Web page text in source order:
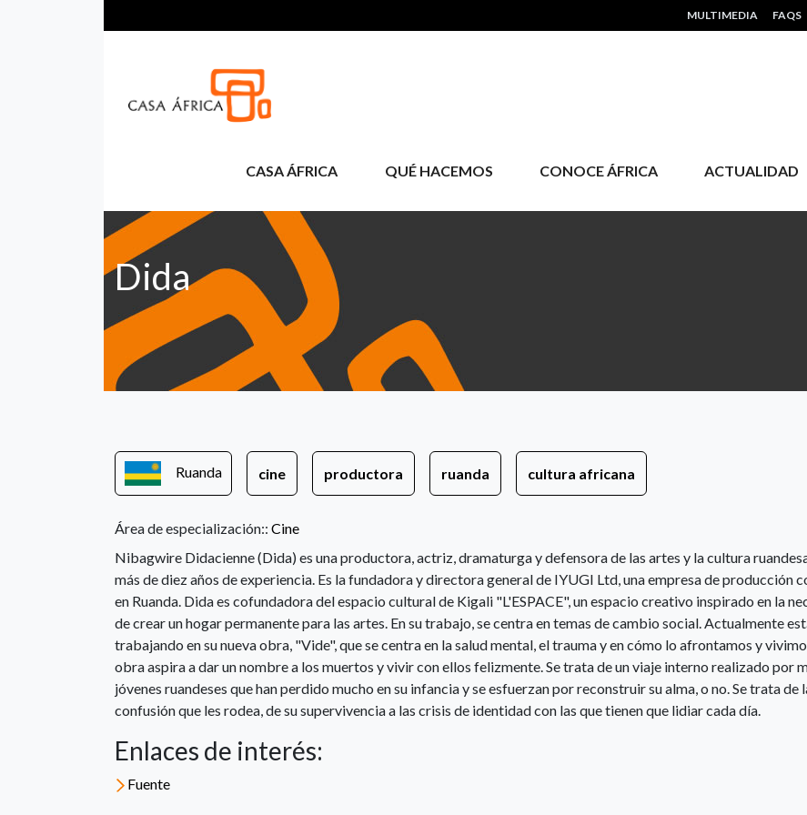
HEADER MENU
MULTIMEDIA FAQS
CASA ÁFRICA QUÉ HACEMOS CONOCE ÁFRICA ACTUALIDAD
Dida
Ruanda cine productora ruanda cultura africana
Área de especialización:: Cine
Nibagwire Didacienne (Dida) es una productora, actriz, dramaturga y defensora de las artes y la cultura
más de diez años de experiencia. Es la fundadora y directora general de IYUGI Ltd, una empresa de producción
en Ruanda. Dida es cofundadora del espacio cultural de Kigali "L'ESPACE", un espacio creativo inspirado en la
de crear un hogar permanente para las artes. En su trabajo, se centra en temas de cambio social. Actualmente
trabajando en su nueva obra, "Vide", que se centra en la salud mental, el trauma y en cómo lo afrontamos y
obra aspira a dar un nombre a los muertos y vivir con ellos felizmente. Se trata de un viaje interno realizado por
jóvenes ruandeses que han perdido mucho en su infancia y se esfuerzan por reconstruir su alma, o no. Se trata de
confusión que les rodea, de su supervivencia a las crisis de identidad con las que tienen que lidiar cada día.
Enlaces de interés:
Fuente